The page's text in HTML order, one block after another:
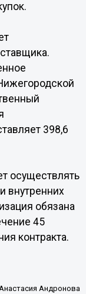
398,6
осуществлять
внутренних
обязана
45
контракта.
Андронова